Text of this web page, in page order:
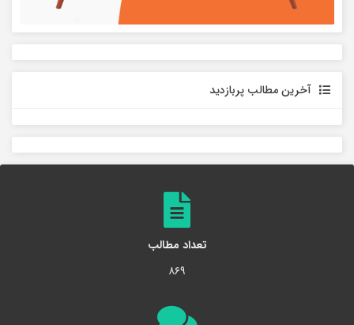
آخرین مطالب پربازدید
تعداد مطالب
۸۶۹